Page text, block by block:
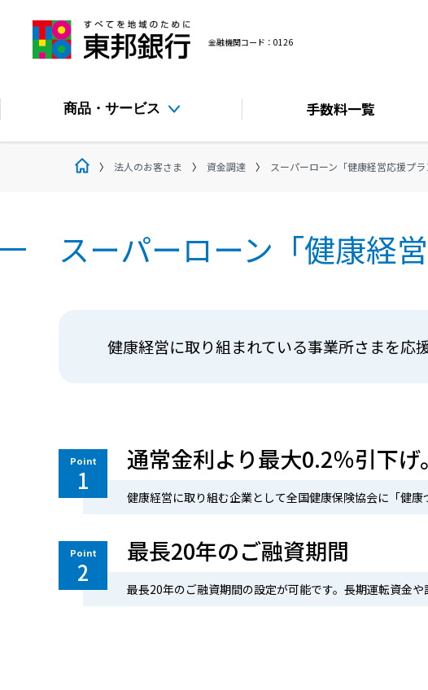
金融機関コード：0126
商品・サービス 手数料一覧
法人のお客さま 資金調達 スーパーローン「健康経営応援プラ
スーパーローン「健康経
健康経営に取り組まれている事業所さまを応
Point
1
通常金利より最大0.2％引下げ。
健康経営に取り組む企業として全国健康保険協会に「健
Point
2
最長20年のご融資期間
最長20年のご融資期間の設定が可能です。長期運転資金や